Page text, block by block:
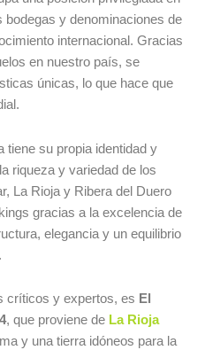
y denominaciones de
internacional. Gracias
en nuestro país, se
únicas, lo que hace que
tiene su propia identidad y
riqueza y variedad de los
La Rioja y Ribera del Duero
gracias a la excelencia de
elegancia y un equilibrio
críticos y expertos, es El
, que proviene de La Rioja
y una tierra idóneos para la